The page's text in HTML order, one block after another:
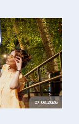
07.08.2026